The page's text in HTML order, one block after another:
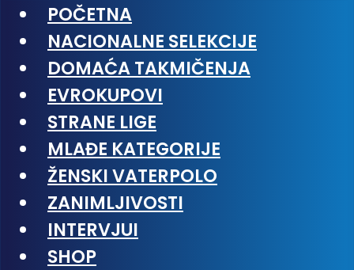
POČETNA
NACIONALNE SELEKCIJE
DOMAĆA TAKMIČENJA
EVROKUPOVI
STRANE LIGE
MLAĐE KATEGORIJE
ŽENSKI VATERPOLO
ZANIMLJIVOSTI
INTERVJUI
SHOP